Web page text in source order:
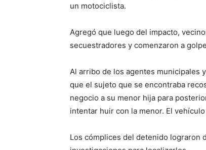
un motociclista.
Agregó que luego del impacto,
secuestradores y comenzaron a
Al arribo de los agentes municipales
que el sujeto que se encontraba
negocio a su menor hija para
intentar huir con la menor. El
Los cómplices del detenido lograron